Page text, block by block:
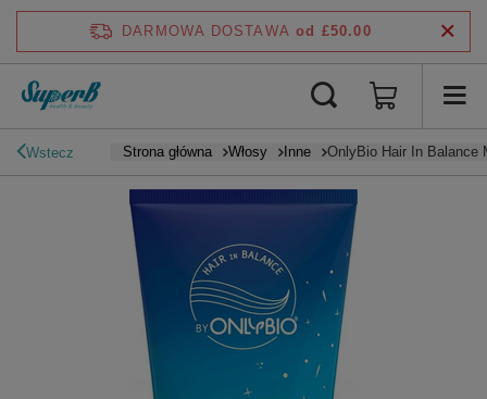
DARMOWA DOSTAWA od £50.00
Wstecz Strona główna Włosy Inne OnlyBio Hair In Balance